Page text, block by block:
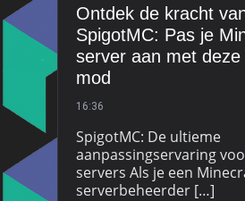
Ontdek de kracht
SpigotMC: Pas je
server aan met deze
mod
16:36
SpigotMC: De ultieme
aanpassingservaring
servers Als je een
serverbeheerder […]